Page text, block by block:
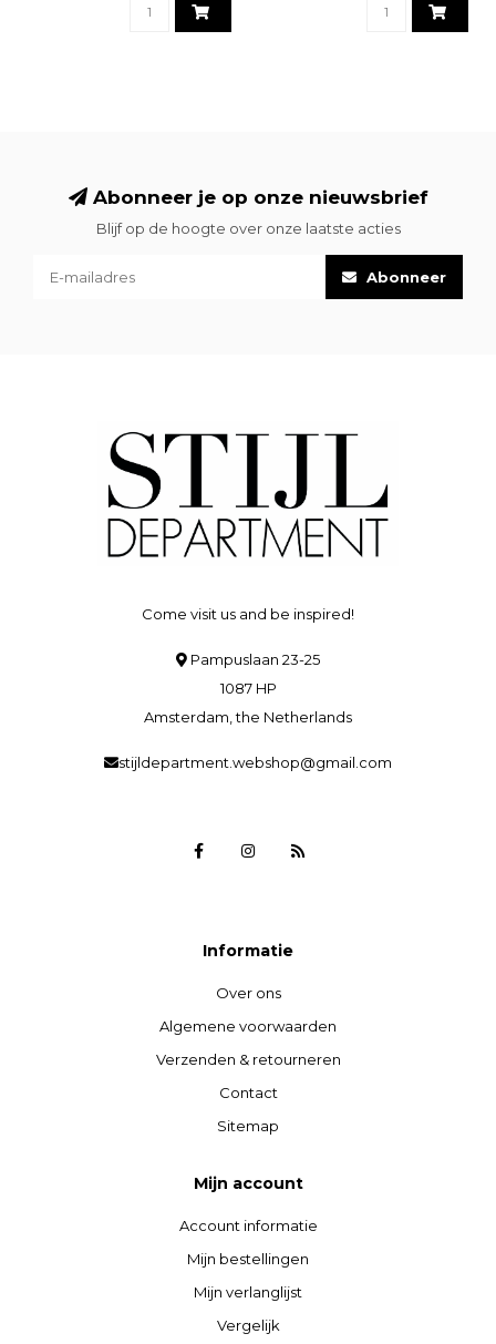
Abonneer je op onze nieuwsbrief
Blijf op de hoogte over onze laatste acties
Abonneer
Come visit us and be inspired!
Pampuslaan 23-25
1087 HP
Amsterdam, the Netherlands
stijldepartment.webshop@gmail.com
Informatie
Over ons
Algemene voorwaarden
Verzenden & retourneren
Contact
Sitemap
Mijn account
Account informatie
Mijn bestellingen
Mijn verlanglijst
Vergelijk